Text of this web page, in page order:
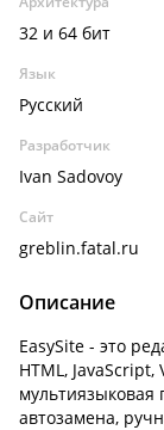
32 и 64 бит
Язык
Русский
Разработчик
Ivan Sadovoy
Сайт
greblin.fatal.ru
Описание
EasySite - это
HTML, JavaScript,
мультиязыковая
автозамена,